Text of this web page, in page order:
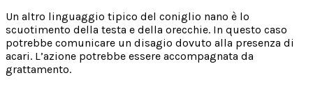
Un altro linguaggio tipico del coniglio nano è lo
scuotimento della testa e della orecchie. In questo caso
potrebbe comunicare un disagio dovuto alla presenza di
acari. L’azione potrebbe essere accompagnata da
grattamento.